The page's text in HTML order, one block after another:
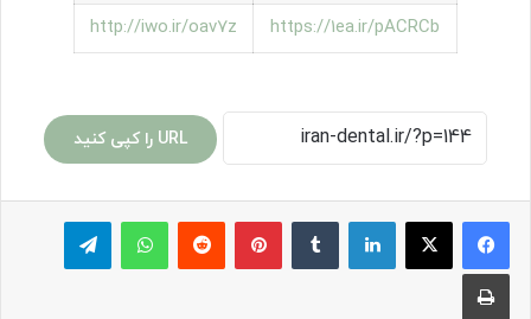
https://1ea.ir/pACRCb
http://iwo.ir/oav7z
URL را کپی کنید
لینکدین ‫تامبلر پینترست‫رددیت واتس آپ تلگرام
چاپ